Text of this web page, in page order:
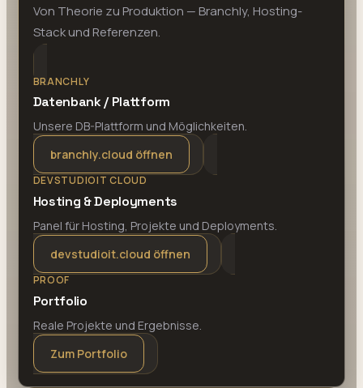
Von Theorie zu Produktion — Branchly, Hosting-
Stack und Referenzen.
BRANCHLY
Datenbank / Plattform
Unsere DB-Plattform und Möglichkeiten.
branchly.cloud öffnen
DEVSTUDIOIT CLOUD
Hosting & Deployments
Panel für Hosting, Projekte und Deployments.
devstudioit.cloud öffnen
PROOF
Portfolio
Reale Projekte und Ergebnisse.
Zum Portfolio